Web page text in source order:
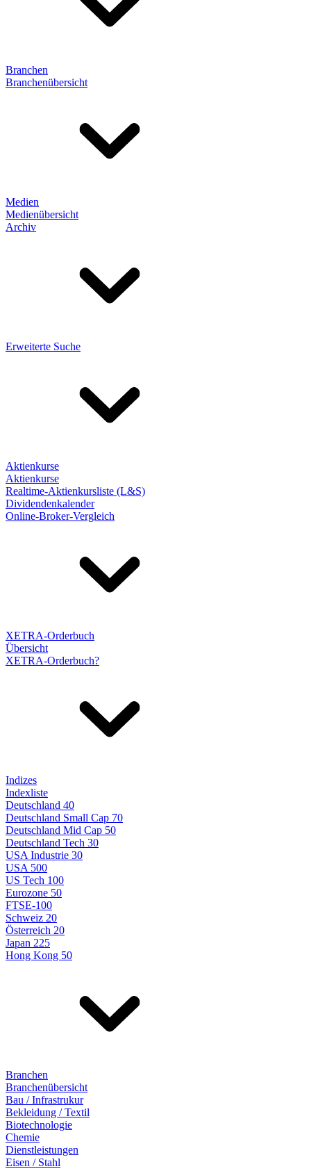
Branchen
Branchenübersicht
Medien
Medienübersicht
Archiv
Erweiterte Suche
Aktienkurse
Aktienkurse
Realtime-Aktienkursliste (L&S)
Dividendenkalender
Online-Broker-Vergleich
XETRA-Orderbuch
Übersicht
XETRA-Orderbuch?
Indizes
Indexliste
Deutschland 40
Deutschland Small Cap 70
Deutschland Mid Cap 50
Deutschland Tech 30
USA Industrie 30
USA 500
US Tech 100
Eurozone 50
FTSE-100
Schweiz 20
Österreich 20
Japan 225
Hong Kong 50
Branchen
Branchenübersicht
Bau / Infrastrukur
Bekleidung / Textil
Biotechnologie
Chemie
Dienstleistungen
Eisen / Stahl